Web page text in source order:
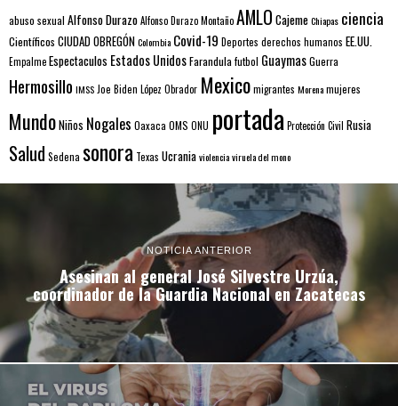
abuso sexual Alfonso DurazoAlfonso Durazo MontañoAMLO CajemeChiapas ciencia
Científicos CIUDAD OBREGÓNColombia Covid-19 Deportes derechos humanos EE.UU.
EmpalmeEspectaculos Estados UnidosFarandula futbol GuaymasGuerra
Hermosillo IMSS Joe Biden López Obrador Mexicomigrantes Morenamujeres
MundoNiños Nogales Oaxaca OMS ONU portada Protección Civil Rusia
Salud Sedena sonora Texas Ucraniaviolenciaviruela del mono
NOTICIA ANTERIOR
Asesinan al general José Silvestre Urzúa,
coordinador de la Guardia Nacional en Zacatecas